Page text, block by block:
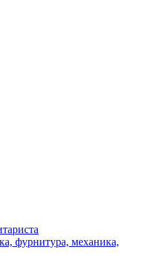
фурнитура, механика,